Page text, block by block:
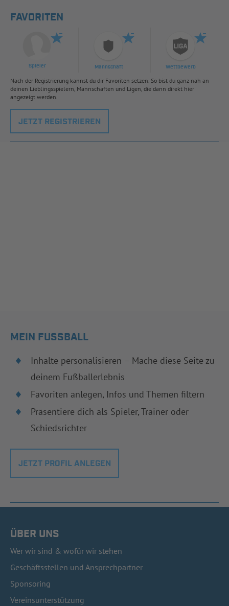
FAVORITEN
Spieler Mannschaft Wettbewerb
Nach der Registrierung kannst du dir Favoriten setzen. So bist du ganz nah an
deinen Lieblingsspielern, Mannschaften und Ligen, die dann direkt hier
angezeigt werden.
JETZT REGISTRIEREN
MEIN FUSSBALL
Inhalte personalisieren – Mache diese Seite zu
deinem Fußballerlebnis
Favoriten anlegen, Infos und Themen filtern
Präsentiere dich als Spieler, Trainer oder
Schiedsrichter
JETZT PROFIL ANLEGEN
ÜBER UNS
Wer wir sind & wofür wir stehen
Geschäftsstellen und Ansprechpartner
Sponsoring
Vereinsunterstützung